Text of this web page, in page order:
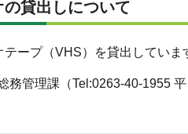
貸出しについて
ープ（VHS）を貸出していま
務管理課（Tel:0263-40-1955